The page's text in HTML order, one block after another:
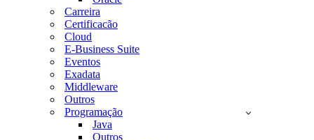
Carreira
Certificacão
Cloud
E-Business Suite
Eventos
Exadata
Middleware
Outros
Programação
Java
Outros